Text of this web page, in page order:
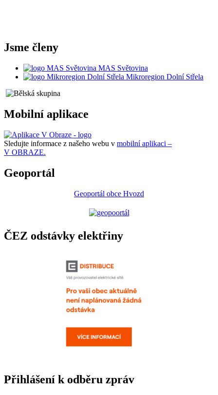
Jsme členy
MAS Světovina
Mikroregion Dolní Střela
Mobilní aplikace
Sledujte informace z našeho webu v mobilní aplikaci –
V OBRAZE.
Geoportál
Geoportál obce Hvozd
ČEZ odstávky elektřiny
Přihlášení k odběru zpráv